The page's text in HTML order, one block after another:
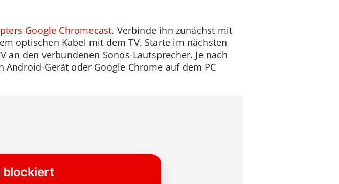
Google Chromecast. Verbinde ihn zunächst mit
optischen Kabel mit dem TV. Starte im nächsten
an den verbundenen Sonos-Lautsprecher. Je nach
Gerät oder Google Chrome auf dem PC